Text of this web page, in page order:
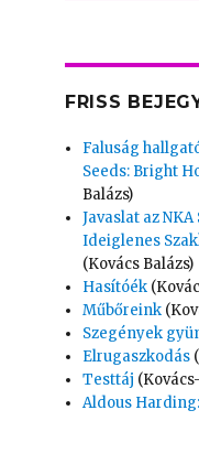
FRISS
Faluság
Seeds: Bright
Balázs)
Javaslat az
Ideiglenes
(Kovács Balázs)
Hasítóék
Műbőreink
Szegények
Elrugaszkodás
Testtáj
Aldous